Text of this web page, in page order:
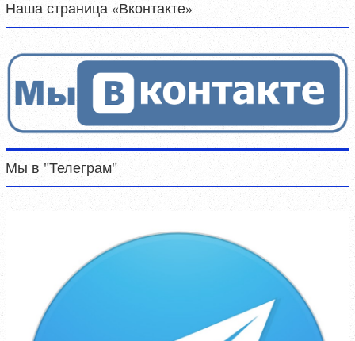
Наша страница «Вконтакте»
Мы в "Телеграм"